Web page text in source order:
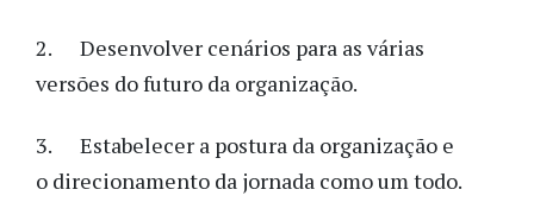
2. Desenvolver cenários para as várias
versões do futuro da organização.
3. Estabelecer a postura da organização e
o direcionamento da jornada como um todo.